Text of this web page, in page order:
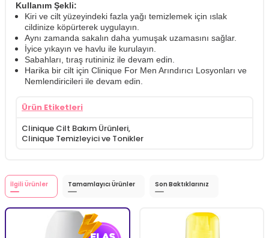
Kullanım Şekli:
Kiri ve cilt yüzeyindeki fazla yağı temizlemek için ıslak
cildinize köpürterek uygulayın.
Aynı zamanda sakalın daha yumuşak uzamasını sağlar.
İyice yıkayın ve havlu ile kurulayın.
Sabahları, tıraş rutininiz ile devam edin.
Harika bir cilt için Clinique For Men Arındırıcı Losyonları ve
Nemlendiricileri ile devam edin.
Ürün Etiketleri
Clinique Cilt Bakım Ürünleri,
Clinique Temizleyici ve Tonikler
İlgili Ürünler Tamamlayıcı Ürünler Son Baktıklarınız